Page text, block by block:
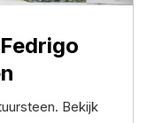
Bekijk